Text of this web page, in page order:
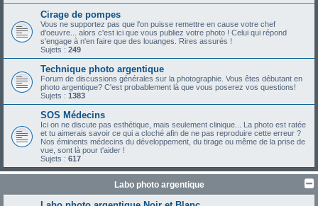
Cirage de pompes
Vous ne supportez pas que l'on puisse remettre en cause votre chef
d'oeuvre... alors c'est ici que vous publiez votre photo ! Celui qui répond
s'engage à n'en faire que des louanges. Rires assurés !
Sujets : 249
Technique photo argentique
Forum de discussions générales sur la photographie. Vous êtes débutant en
photo argentique? C'est probablement là que vous poserez vos questions!
Sujets : 1383
SOS Médecins
Ici on ne discute pas esthétique, mais seulement clinique... La photo est ratée
et tu aimerais savoir ce qui a cloché afin de ne pas reproduire cette erreur ?
Nos éminents médecins du développement, du tirage ou même de la prise de
vue, sont là pour t'aider !
Sujets : 617
Labo photo argentique